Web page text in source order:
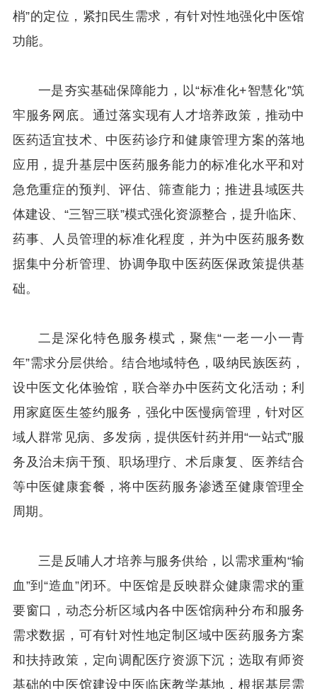
梢”的定位，紧扣民生需求，有针对性地强化中医馆
功能。
一是夯实基础保障能力，以“标准化+智慧化”筑
牢服务网底。通过落实现有人才培养政策，推动中
医药适宜技术、中医药诊疗和健康管理方案的落地
应用，提升基层中医药服务能力的标准化水平和对
急危重症的预判、评估、筛查能力；推进县域医共
体建设、“三智三联”模式强化资源整合，提升临床、
药事、人员管理的标准化程度，并为中医药服务数
据集中分析管理、协调争取中医药医保政策提供基
础。
二是深化特色服务模式，聚焦“一老一小一青
年”需求分层供给。结合地域特色，吸纳民族医药，
设中医文化体验馆，联合举办中医药文化活动；利
用家庭医生签约服务，强化中医慢病管理，针对区
域人群常见病、多发病，提供医针药并用“一站式”服
务及治未病干预、职场理疗、术后康复、医养结合
等中医健康套餐，将中医药服务渗透至健康管理全
周期。
三是反哺人才培养与服务供给，以需求重构“输
血”到“造血”闭环。中医馆是反映群众健康需求的重
要窗口，动态分析区域内各中医馆病种分布和服务
需求数据，可有针对性地定制区域中医药服务方案
和扶持政策，定向调配医疗资源下沉；选取有师资
基础的中医馆建设中医临床教学基地，根据基层需